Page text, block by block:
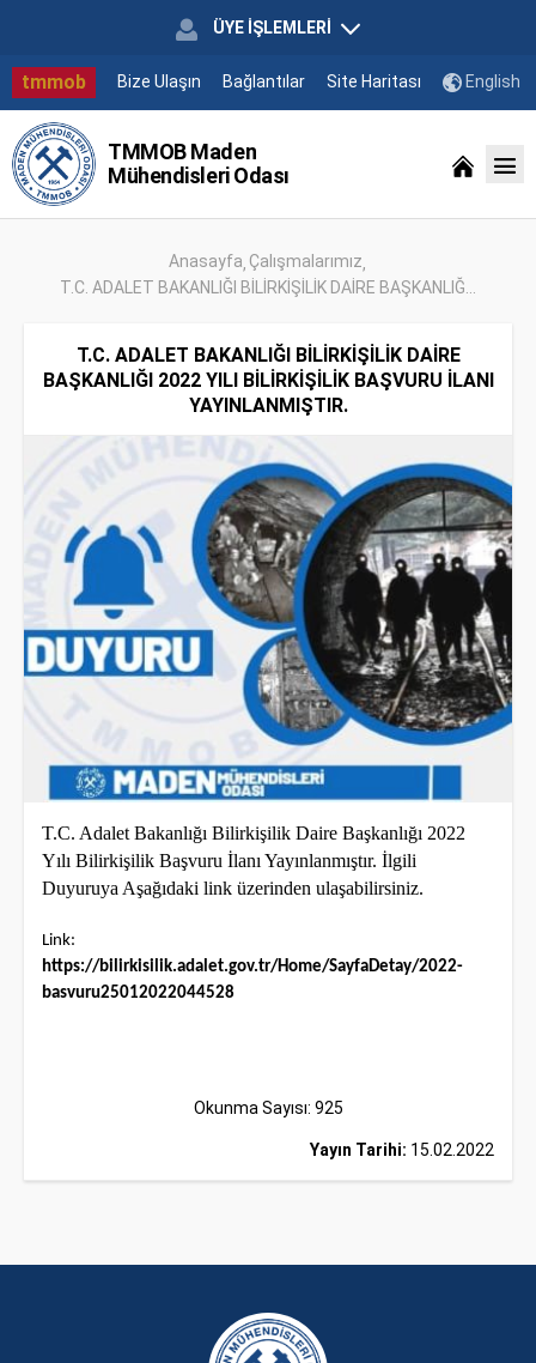
ÜYE İŞLEMLERİ
tmmob Bize Ulaşın Bağlantılar Site Haritası English
TMMOB Maden
Mühendisleri Odası
Anasayfa Çalışmalarımız
T.C. ADALET BAKANLIĞI BİLİRKİŞİLİK DAİRE BAŞKANLIĞ...
T.C. ADALET BAKANLIĞI BİLİRKİŞİLİK DAİRE
BAŞKANLIĞI 2022 YILI BİLİRKİŞİLİK BAŞVURU İLANI
YAYINLANMIŞTIR.
T.C. Adalet Bakanlığı Bilirkişilik Daire Başkanlığı 2022
Yılı Bilirkişilik Başvuru İlanı Yayınlanmıştır. İlgili
Duyuruya Aşağıdaki link üzerinden ulaşabilirsiniz.
Link:
https://bilirkisilik.adalet.gov.tr/Home/SayfaDetay/2022-
basvuru25012022044528
Okunma Sayısı: 925
Yayın Tarihi: 15.02.2022